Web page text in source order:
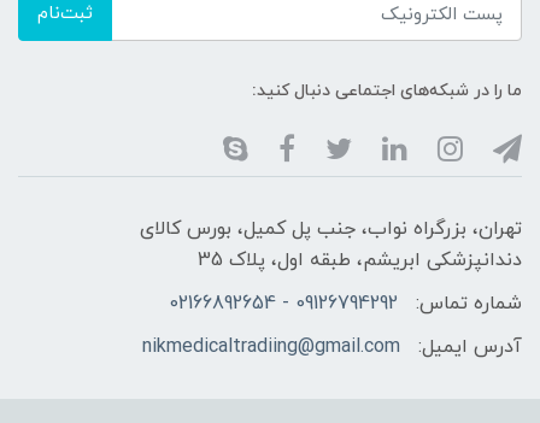
ثبت‌نام
ما را در شبکه‌های اجتماعی دنبال کنید:
تهران، بزرگراه نواب، جنب پل کمیل، بورس کالای
دندانپزشکی ابریشم، طبقه اول، پلاک 35
شماره تماس:
09126794292 - 02166892654
آدرس ایمیل:
nikmedicaltradiing@gmail.com